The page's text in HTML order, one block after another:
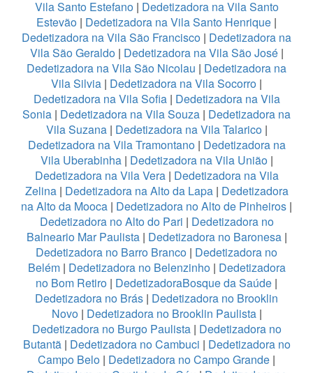
Vila Santo Estefano| Dedetizadora na Vila Santo
Estevão | Dedetizadora na Vila Santo Henrique |
Dedetizadora na Vila São Francisco | Dedetizadora na
Vila São Geraldo| Dedetizadora na Vila São José|
Dedetizadora na Vila São Nicolau | Dedetizadora na
Vila Silvia | Dedetizadora na Vila Socorro |
Dedetizadora na Vila Sofia| Dedetizadora na Vila
Sonia | Dedetizadora na Vila Souza | Dedetizadora na
Vila Suzana| Dedetizadora na Vila Talarico|
Dedetizadora na Vila Tramontano| Dedetizadora na
Vila Uberabinha| Dedetizadora na Vila União|
Dedetizadora na Vila Vera| Dedetizadora na Vila
Zelina| Dedetizadora na Alto da Lapa| Dedetizadora
na Alto da Mooca | Dedetizadora no Alto de Pinheiros |
Dedetizadora no Alto do Pari | Dedetizadora no
Balneario Mar Paulista| Dedetizadora no Baronesa|
Dedetizadora no Barro Branco | Dedetizadora no
Belém| Dedetizadora no Belenzinho| Dedetizadora
no Bom Retiro | DedetizadoraBosque da Saúde |
Dedetizadora no Brás | Dedetizadora no Brooklin
Novo| Dedetizadora no Brooklin Paulista|
Dedetizadora no Burgo Paulista| Dedetizadora no
Butantã| Dedetizadora no Cambuci | Dedetizadora no
Campo Belo | Dedetizadora no Campo Grande |